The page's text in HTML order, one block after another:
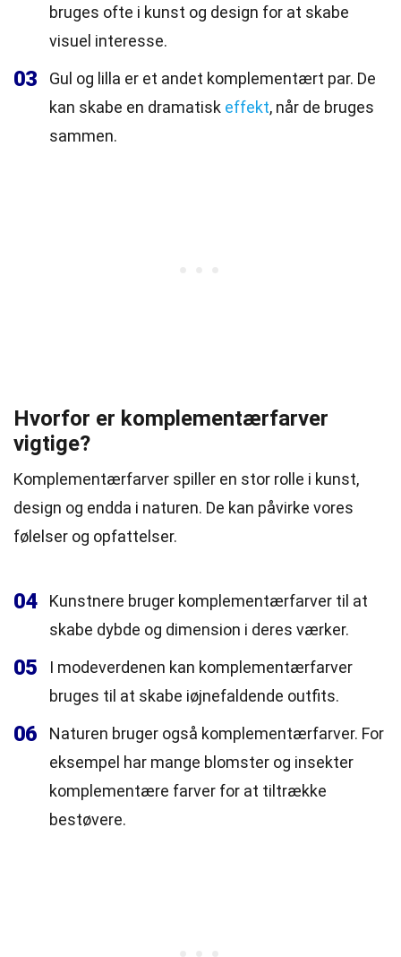
bruges ofte i kunst og design for at skabe
visuel interesse.
03
Gul og lilla er et andet komplementært par. De
kan skabe en dramatisk effekt, når de bruges
sammen.
Hvorfor er komplementærfarver
vigtige?
Komplementærfarver spiller en stor rolle i kunst,
design og endda i naturen. De kan påvirke vores
følelser og opfattelser.
04
Kunstnere bruger komplementærfarver til at
skabe dybde og dimension i deres værker.
05
I modeverdenen kan komplementærfarver
bruges til at skabe iøjnefaldende outfits.
06
Naturen bruger også komplementærfarver. For
eksempel har mange blomster og insekter
komplementære farver for at tiltrække
bestøvere.